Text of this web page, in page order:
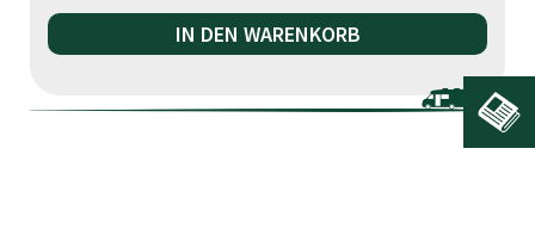
IN DEN WARENKORB